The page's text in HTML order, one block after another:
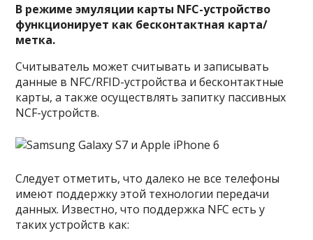
В режиме эмуляции карты NFC-устройство
функционирует как бесконтактная карта/
метка.
Считыватель может считывать и записывать
данные в NFC/RFID-устройства и бесконтактные
карты, а также осуществлять запитку пассивных
NCF-устройств.
Следует отметить, что далеко не все телефоны
имеют поддержку этой технологии передачи
данных. Известно, что поддержка NFC есть у
таких устройств как: